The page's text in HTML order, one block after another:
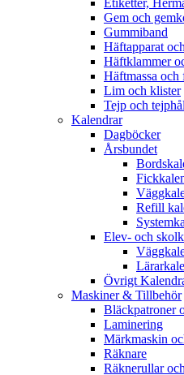
Etiketter,
Gem och
Gummiband
Häftapparat
Häftklammer
Häftmassa och
Lim och klister
Tejp och
Kalendrar
Dagböcker
Årsbundet
Refill
Elev- och
Övrigt
Maskiner & Tillbehör
Bläckpatroner
Laminering
Märkmaskin
Räknare
Räknerullar